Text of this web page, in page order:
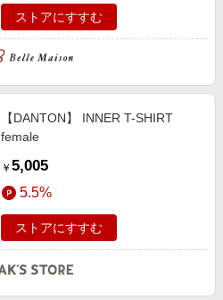
ストアにすすむ
【DANTON】 INNER T-SHIRT
female
￥ 5,005
5.5%
ストアにすすむ